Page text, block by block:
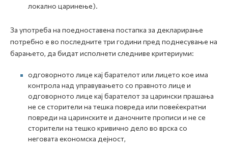
локално царинење).
За употреба на поедноставена постапка за декларирање
потребно е во последните три години пред поднесување на
барањето, да бидат исполнети следниве критериуми:
одговорното лице кај барателот или лицето кое има
контрола над управувањето со правното лице и
одговорното лице кај барателот за царински прашања
не се сторители на тешка повреда или повеќекратни
повреди на царинските и даночните прописи и не се
сторители на тешко кривично дело во врска со
неговата економска дејност,